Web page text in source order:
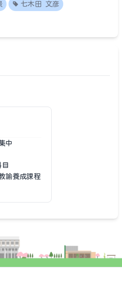
七木田 文彦
中
諭養成課程